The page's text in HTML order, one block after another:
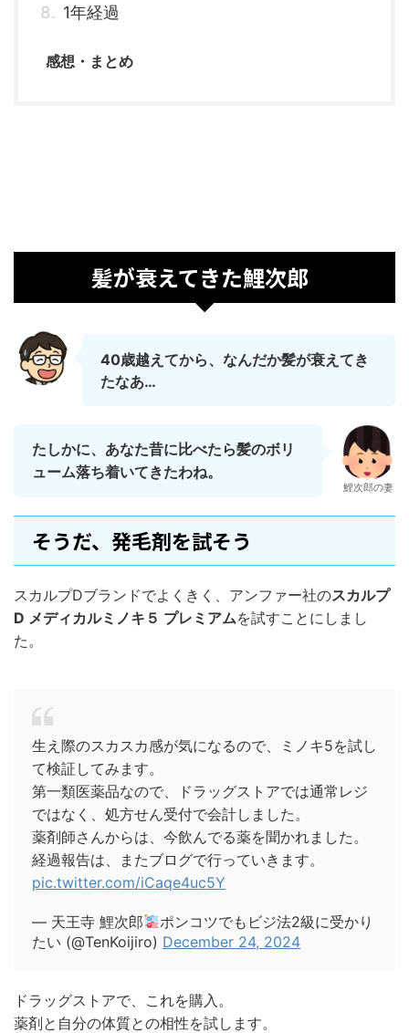
1年経過
感想・まとめ
髪が衰えてきた鯉次郎
40歳越えてから、なんだか髪が衰えてき
たなあ…
たしかに、あなた昔に比べたら髪のボリ
ューム落ち着いてきたわね。
鯉次郎の妻
そうだ、発毛剤を試そう
スカルプDブランドでよくきく、アンファー社のスカルプ
D メディカルミノキ５ プレミアムを試すことにしまし
た。
生え際のスカスカ感が気になるので、ミノキ5を試し
て検証してみます。
第一類医薬品なので、ドラッグストアでは通常レジ
ではなく、処方せん受付で会計しました。
薬剤師さんからは、今飲んでる薬を聞かれました。
経過報告は、またブログで行っていきます。
pic.twitter.com/iCaqe4uc5Y
— 天王寺 鯉次郎
ポンコツでもビジ法2級に受かり
たい (@TenKoijiro) December 24, 2024
ドラッグストアで、これを購入。
薬剤と自分の体質との相性を試します。